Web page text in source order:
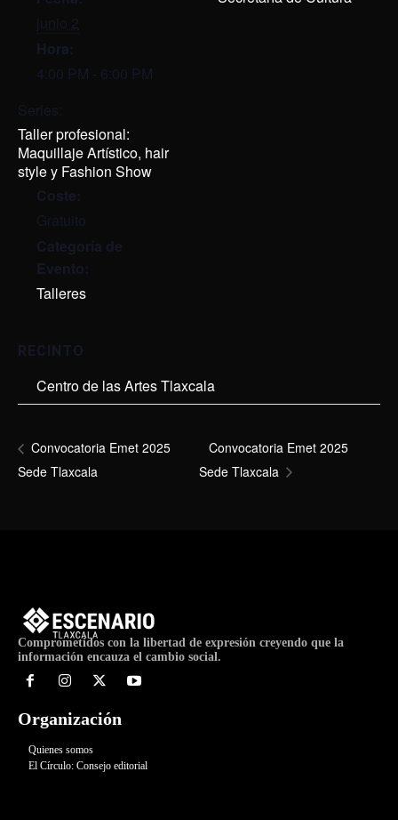
junio 2
Hora:
4:00 PM - 6:00 PM
Series:
Taller profesional:
Maquillaje Artístico, hair
style y Fashion Show
Coste:
Gratuito
Categoría de
Evento:
Talleres
RECINTO
Centro de las Artes Tlaxcala
Convocatoria Emet 2025
Sede Tlaxcala
Convocatoria Emet 2025
Sede Tlaxcala
Comprometidos con la libertad de expresión creyendo que la
información encauza el cambio social.
Organización
Quienes somos
El Círculo: Consejo editorial